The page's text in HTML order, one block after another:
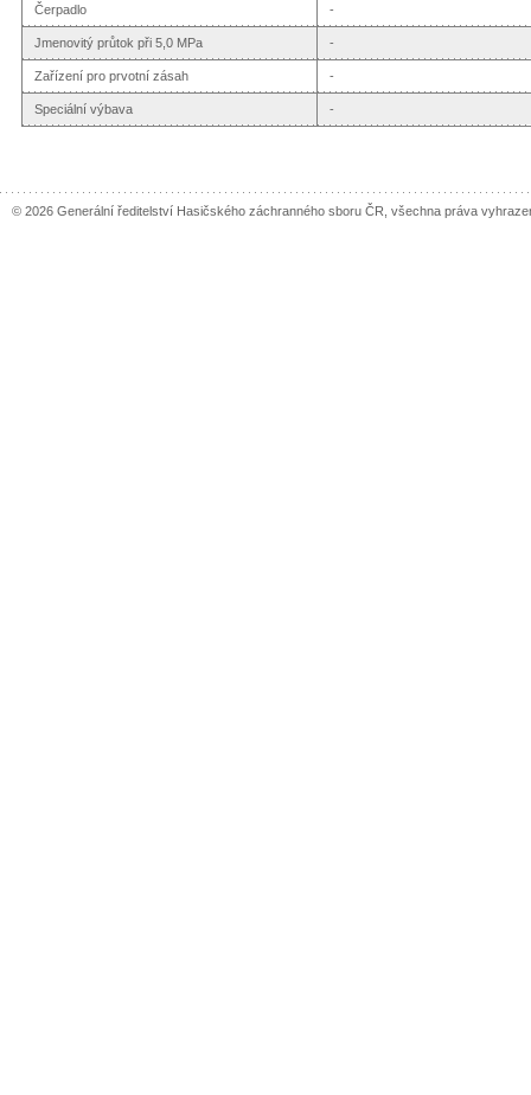
Čerpadlo -
Jmenovitý průtok při 5,0 MPa -
Zařízení pro prvotní zásah -
Speciální výbava -
© 2026 Generální ředitelství Hasičského záchranného sboru ČR, všechna práva